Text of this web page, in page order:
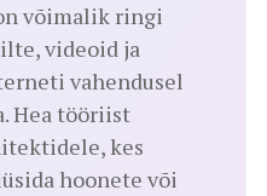
võimalik ringi
videoid ja
vahendusel
Hea tööriist
kes
hoonete või